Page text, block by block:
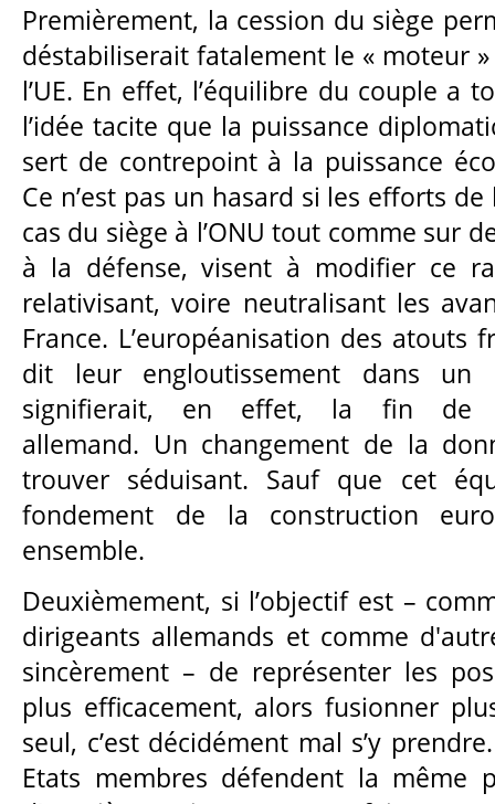
Premièrement, la cession du siège
déstabiliserait fatalement le « moteur
l’UE. En effet, l’équilibre du couple a
l’idée tacite que la puissance
sert de contrepoint à la puissance
Ce n’est pas un hasard si les efforts de
cas du siège à l’ONU tout comme sur
à la défense, visent à modifier ce
relativisant, voire neutralisant les
France. L’européanisation des atouts
dit leur engloutissement dans un
signifierait, en effet, la fin de
allemand. Un changement de la
trouver séduisant. Sauf que cet
fondement de la construction
ensemble.
Deuxièmement, si l’objectif est –
dirigeants allemands et comme
sincèrement – de représenter les
plus efficacement, alors fusionner
seul, c’est décidément mal s’y
Etats membres défendent la même